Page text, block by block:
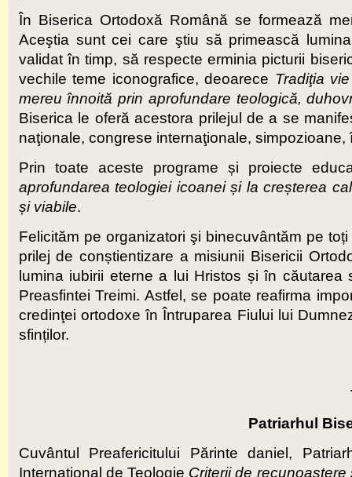
În Biserica Ortodoxă Română se formează
Aceştia sunt cei care ştiu să primească
validat în timp, să respecte erminia picturii
vechile teme iconografice, deoarece Tradiţia
mereu înnoită prin aprofundare teologică,
Biserica le oferă acestora prilejul de a se
naţionale, congrese internaţionale,
Prin toate aceste programe și proiecte
aprofundarea teologiei icoaneiși la creșterea
și viabile.
Felicităm pe organizatori şi binecuvântăm pe
prilej de conștientizare a misiunii Bisericii
lumina iubirii eterne a lui Hristos și în
Preasfintei Treimi. Astfel, se poate reafirma
credinţei ortodoxe în Întruparea Fiului lui
sfinților.
Patriarhul
Cuvântul Preafericitului Părinte daniel,
Internaţional de Teologie Criterii de recunoaștere